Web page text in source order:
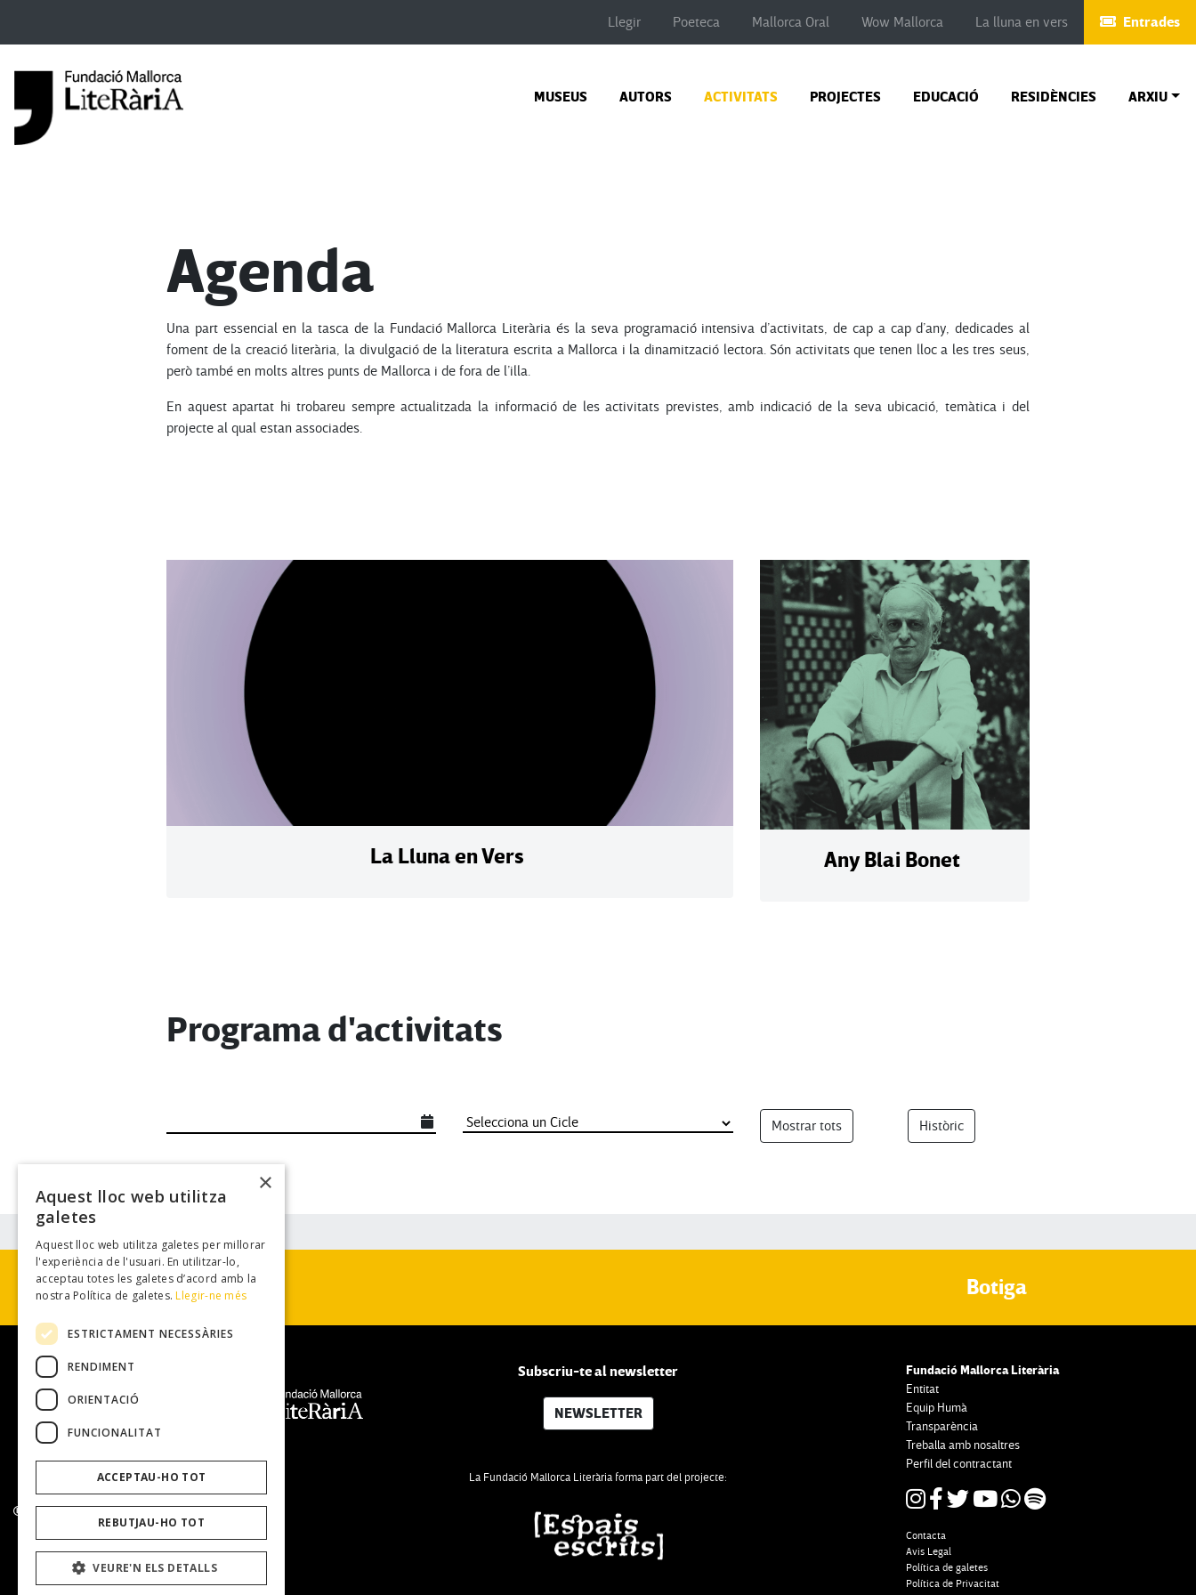
Llegir Poeteca Mallorca Oral Wow Mallorca La lluna en vers Entrades
MUSEUS AUTORS ACTIVITATS PROJECTES EDUCACIÓ RESIDÈNCIES ARXIU
Agenda
Una part essencial en la tasca de la Fundació Mallorca Literària és la seva programació intensiva d’activitats, de cap a cap d’any, dedicades al
foment de la creació literària, la divulgació de la literatura escrita a Mallorca i la dinamització lectora. Són activitats que tenen lloc a les tres seus,
però també en molts altres punts de Mallorca i de fora de l’illa.
En aquest apartat hi trobareu sempre actualitzada la informació de les activitats previstes, amb indicació de la seva ubicació, temàtica i del
projecte al qual estan associades.
La Lluna en Vers Any Blai Bonet
Programa d'activitats
Mostrar tots Històric
Botiga
Fundació Mallorca Literària 2026. Tots els drets reservats.
Subscriu-te al newsletter
NEWSLETTER
La Fundació Mallorca Literària forma part del projecte:
Fundació Mallorca Literària
Entitat
Equip Humà
Transparència
Treballa amb nosaltres
Perfil del contractant
Contacta
Avis Legal
Política de galetes
Política de Privacitat
×
Aquest lloc web utilitza
galetes
Aquest lloc web utilitza galetes per millorar
l'experiència de l'usuari. En utilitzar-lo,
acceptau totes les galetes d’acord amb la
nostra Política de galetes.Llegir-ne més
ESTRICTAMENT NECESSÀRIES
RENDIMENT
ORIENTACIÓ
FUNCIONALITAT
ACCEPTAU-HO TOT
REBUTJAU-HO TOT
VEURE'N ELS DETALLS